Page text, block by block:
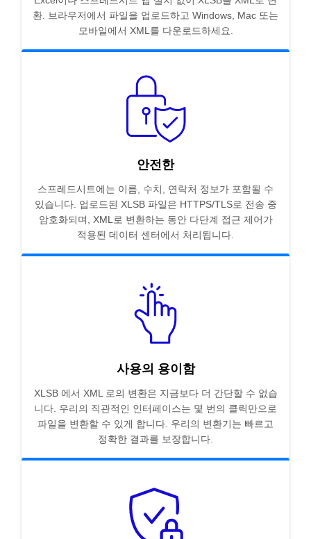
환. 브라우저에서 파일을 업로드하고 Windows, Mac 또는
모바일에서 XML를 다운로드하세요.
안전한
스프레드시트에는 이름, 수치, 연락처 정보가 포함될 수
있습니다. 업로드된 XLSB 파일은 HTTPS/TLS로 전송 중
암호화되며, XML로 변환하는 동안 다단계 접근 제어가
적용된 데이터 센터에서 처리됩니다.
사용의 용이함
XLSB 에서 XML 로의 변환은 지금보다 더 간단할 수 없습
니다. 우리의 직관적인 인터페이스는 몇 번의 클릭만으로
파일을 변환할 수 있게 합니다. 우리의 변환기는 빠르고
정확한 결과를 보장합니다.